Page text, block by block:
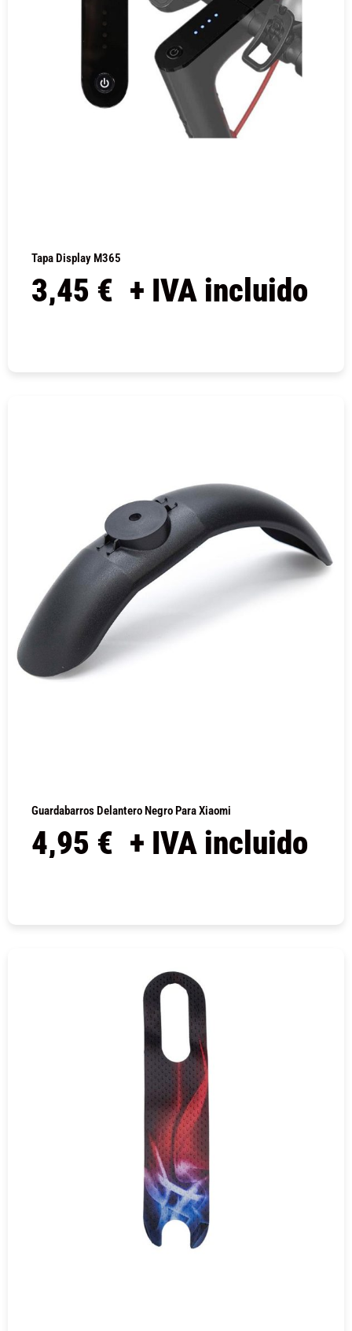
Tapa Display M365
3,45 € + IVA incluido
Guardabarros Delantero Negro Para Xiaomi
4,95 € + IVA incluido